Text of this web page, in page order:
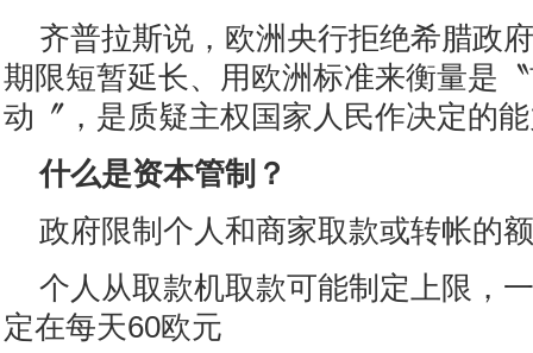
齐普拉斯说，欧洲央行拒绝希腊政
期限短暂延长、用欧洲标准来衡量是
动〞，是质疑主权国家人民作决定的
什么是资本管制？
政府限制个人和商家取款或转帐的
个人从取款机取款可能制定上限，
定在每天60欧元